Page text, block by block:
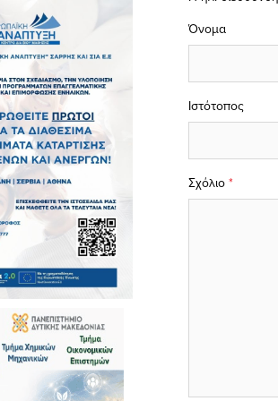
Σχόλιο *
Όνομα
Ιστότοπος